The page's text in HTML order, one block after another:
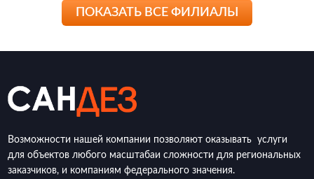
ПОКАЗАТЬ ВСЕ ФИЛИАЛЫ
Возможности нашей компании позволяют оказывать услуги
для объектов любого масштабаи сложности для региональных
заказчиков, и компаниям федерального значения.